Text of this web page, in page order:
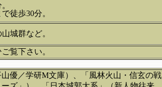
まで徒歩30分。
城群など。
覧下さい。
優／学研M文庫）、「風林火山・信玄の戦